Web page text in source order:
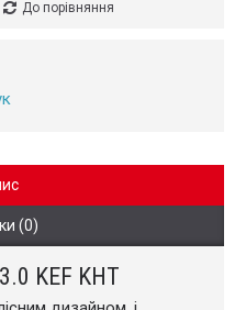
До порівняння
(0)
KEF KHT